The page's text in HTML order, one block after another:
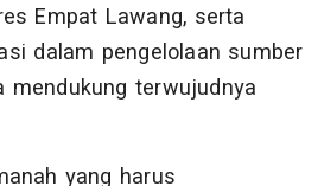
Empat Lawang, serta
dalam pengelolaan sumber
mendukung terwujudnya
yang harus